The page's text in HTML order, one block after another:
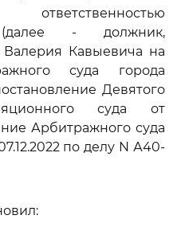
(далее - должник,
Кавыевича на
суда города
Девятого
суда от
Арбитражного суда
по делу N А40-